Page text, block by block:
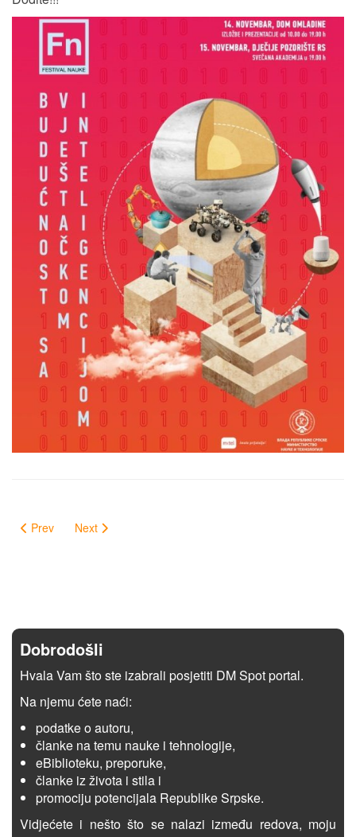
Prev Next
Dobrodošli
Hvala Vam što ste izabrali posjetiti DM Spot portal.
Na njemu ćete naći:
podatke o autoru,
članke na temu nauke i tehnologije,
eBiblioteku, preporuke,
članke iz života i stila i
promociju potencijala Republike Srpske.
Vidjećete i nešto što se nalazi između redova, moju